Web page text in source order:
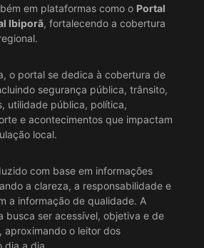
em plataformas como o Portal
Ibiporã, fortalecendo a cobertura
o portal se dedica à cobertura de
segurança pública, trânsito,
utilidade pública, política,
e acontecimentos que impactam
local.
com base em informações
a clareza, a responsabilidade e
a informação de qualidade. A
busca ser acessível, objetiva e de
aproximando o leitor dos
dia a dia.